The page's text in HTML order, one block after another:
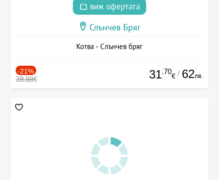
виж офертата
Слънчев Бряг
Котва - Слънчев бряг
-21%
39.88€ 31.70
€ / 62лв.